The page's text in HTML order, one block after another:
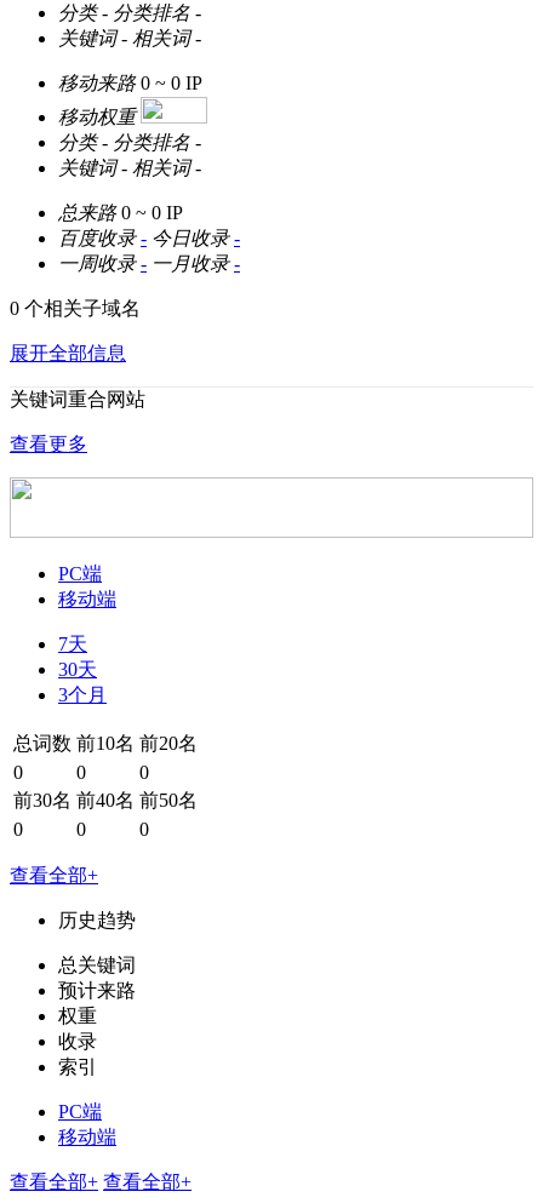
分类 - 分类排名 -
关键词 - 相关词 -
移动来路 0 ~ 0 IP
移动权重
分类 - 分类排名 -
关键词 - 相关词 -
总来路 0 ~ 0 IP
百度收录 - 今日收录 -
一周收录 - 一月收录 -
0 个相关子域名
展开全部信息
关键词重合网站
查看更多
PC端
移动端
7天
30天
3个月
总词数 前10名 前20名
0
0
0
前30名 前40名 前50名
0
0 0
查看全部+
历史趋势
总关键词
预计来路
权重
收录
索引
PC端
移动端
查看全部+ 查看全部+